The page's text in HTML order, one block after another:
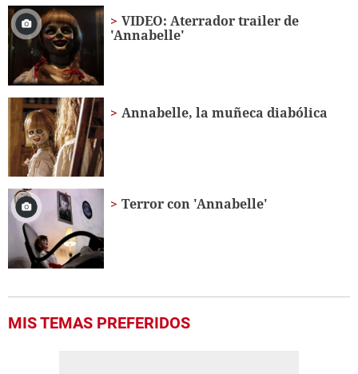
1
minute,
56
seconds
VIDEO: Aterrador trailer de
'Annabelle'
Annabelle, la muñeca diabólica
Terror con 'Annabelle'
MIS TEMAS PREFERIDOS